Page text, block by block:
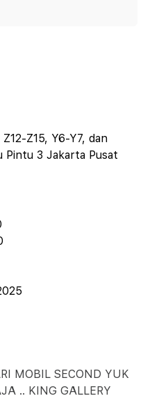
Z15, Y6-Y7, dan
Pintu 3 Jakarta Pusat
MOBIL SECOND YUK
.. KING GALLERY